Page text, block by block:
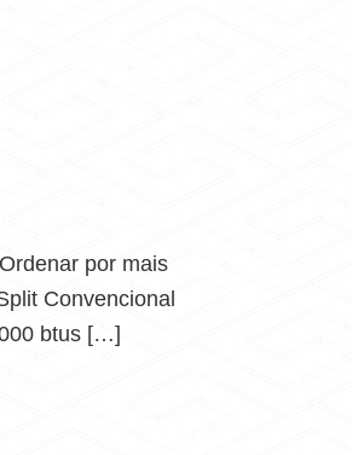
por mais
Convencional
btus […]